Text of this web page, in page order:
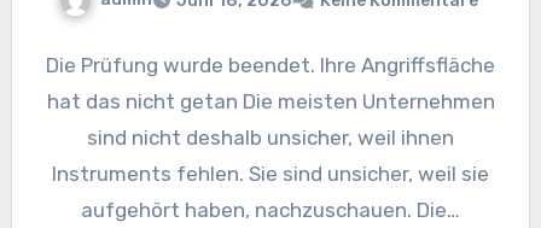
Die Prüfung wurde beendet. Ihre Angriffsfläche
hat das nicht getan Die meisten Unternehmen
sind nicht deshalb unsicher, weil ihnen
Instruments fehlen. Sie sind unsicher, weil sie
aufgehört haben, nachzuschauen. Die…